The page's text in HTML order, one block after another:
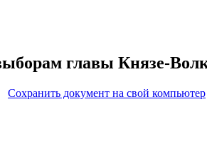
главы Князе-
Сохранить документ на свой компьютер